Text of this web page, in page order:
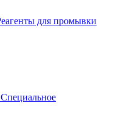
Специальное